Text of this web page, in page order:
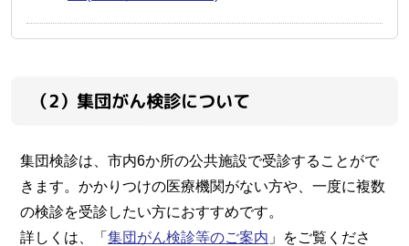
（2）集団がん検診について
集団検診は、市内6か所の公共施設で受診することがで
きます。かかりつけの医療機関がない方や、一度に複数
の検診を受診したい方におすすめです。
詳しくは、「 集団がん検診等のご案内 」をご覧くださ